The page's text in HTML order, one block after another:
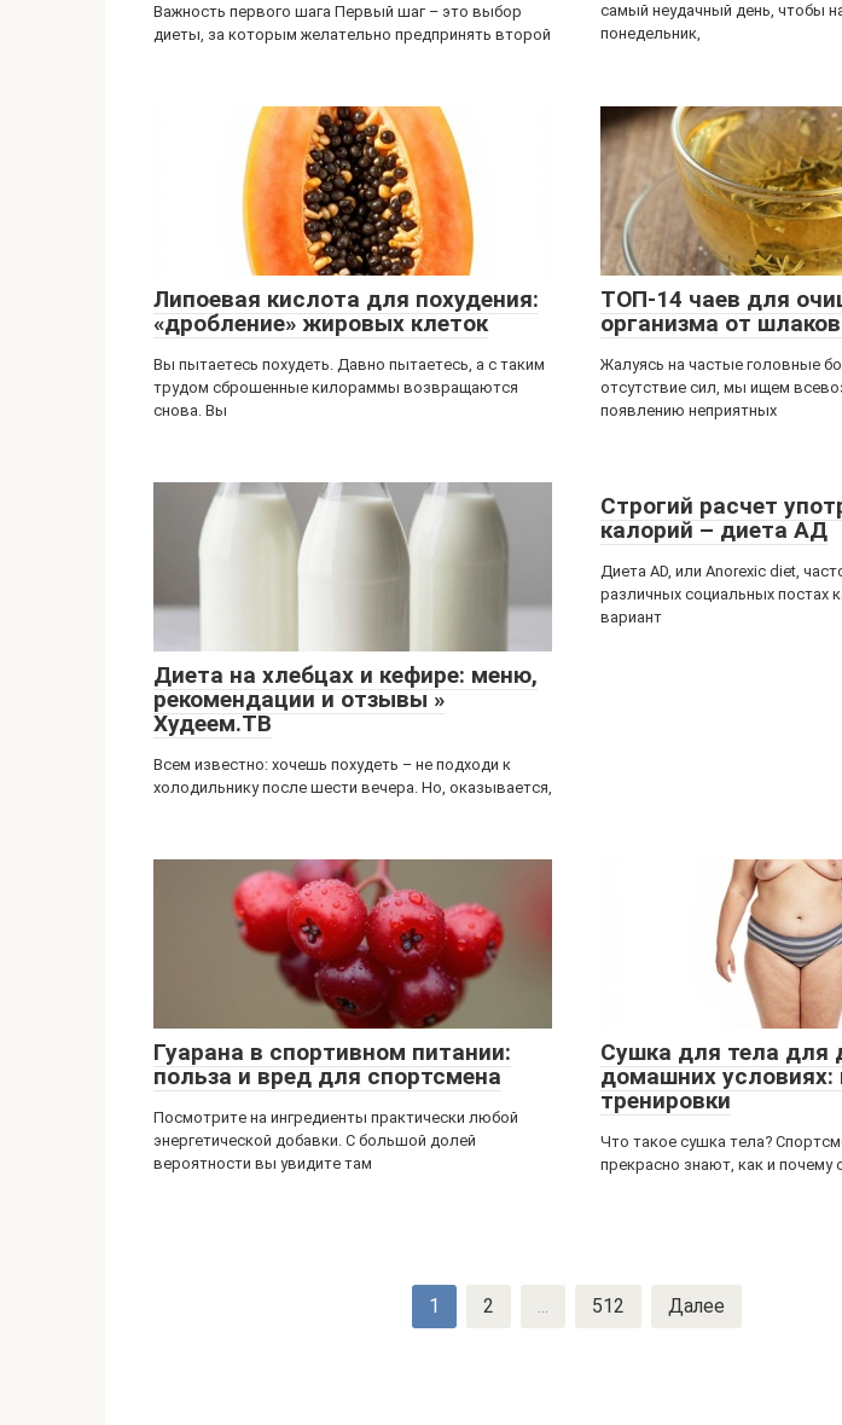
Важность первого шага Первый шаг – это выбор
диеты, за которым желательно предпринять второй
самый неудачный день, чтобы
понедельник,
Липоевая кислота для похудения:
«дробление» жировых клеток
Вы пытаетесь похудеть. Давно пытаетесь, а с таким
трудом сброшенные килораммы возвращаются
снова. Вы
ТОП-14 чаев для
организма от
Жалуясь на частые головные
отсутствие сил, мы ищем
появлению неприятных
Диета на хлебцах и кефире: меню,
рекомендации и отзывы »
Худеем.ТВ
Всем известно: хочешь похудеть – не подходи к
холодильнику после шести вечера. Но, оказывается,
Строгий расчет
калорий – диета АД
Диета AD, или Anorexic diet,
различных социальных постах
вариант
Гуарана в спортивном питании:
польза и вред для спортсмена
Посмотрите на ингредиенты практически любой
энергетической добавки. С большой долей
вероятности вы увидите там
Сушка для тела для
домашних
тренировки
Что такое сушка тела?
прекрасно знают, как и почему
1 2 ... 512 Далее